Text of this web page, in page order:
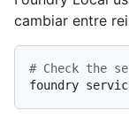
cambiar entre
# Check the